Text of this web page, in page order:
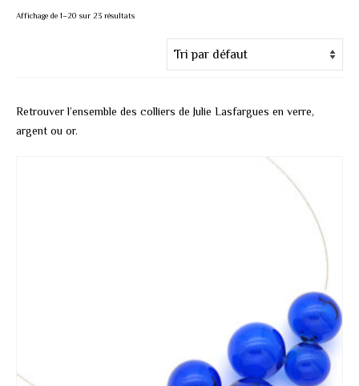
Affichage de 1–20 sur 23 résultats
Retrouver l’ensemble des colliers de Julie Lasfargues en verre,
argent ou or.